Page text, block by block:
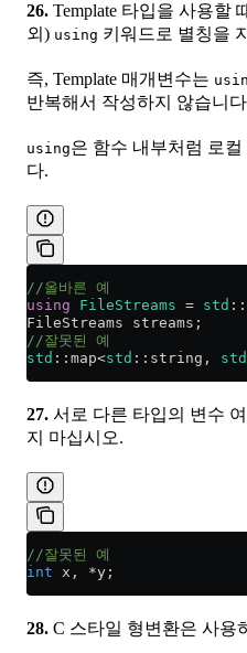
26. Template 타입을 사용할
외) using 키워드로 별칭을
즉, Template 매개변수는
반복해서 작성하지 않습니
using은 함수 내부처럼 로
다.
//올바른 예
using FileStreams = std ::
FileStreams streams;
//잘못된 예
std ::map<std ::string, std
27. 서로 다른 타입의 변수
지 마십시오.
//잘못된 예
int x, *y;
28. C 스타일 형변환은 사용